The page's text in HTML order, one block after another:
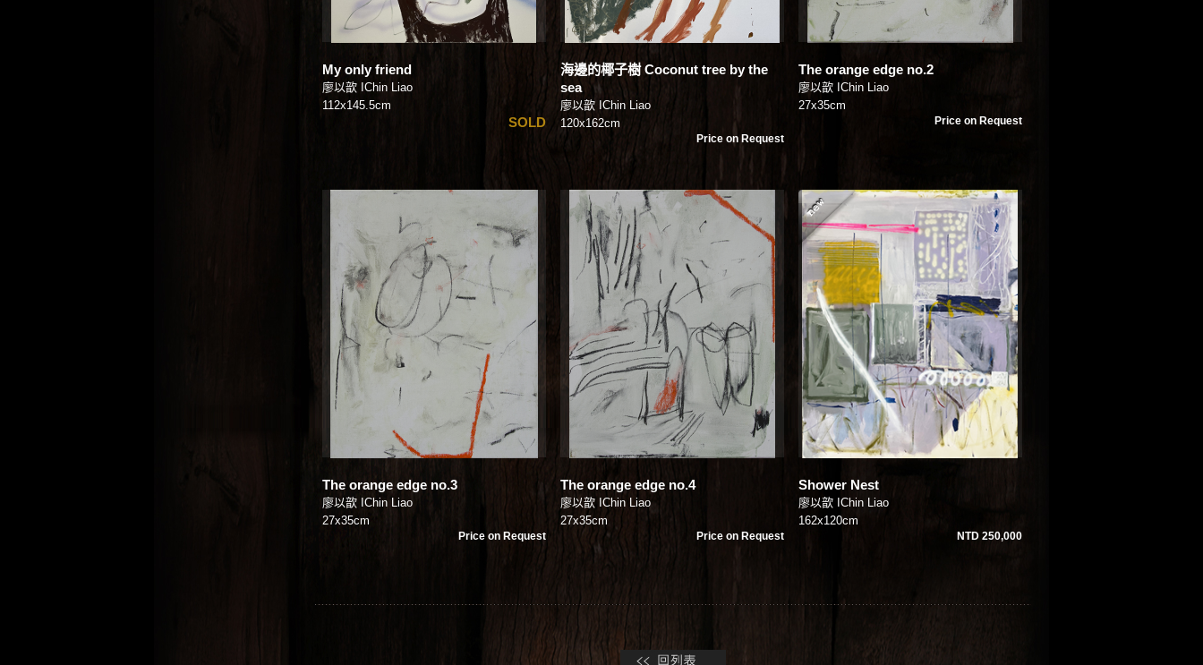
My only friend
廖以歆 IChin Liao
112x145.5cm
SOLD
海邊的椰子樹 Coconut tree by the
sea
廖以歆 IChin Liao
120x162cm
Price on Request
The orange edge no.2
廖以歆 IChin Liao
27x35cm
Price on Request
The orange edge no.3
廖以歆 IChin Liao
27x35cm
Price on Request
The orange edge no.4
廖以歆 IChin Liao
27x35cm
Price on Request
Shower Nest
廖以歆 IChin Liao
162x120cm
NTD 250,000